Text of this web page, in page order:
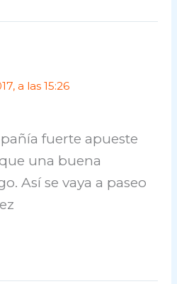
a las 15:26
fuerte apueste
una buena
Así se vaya a paseo